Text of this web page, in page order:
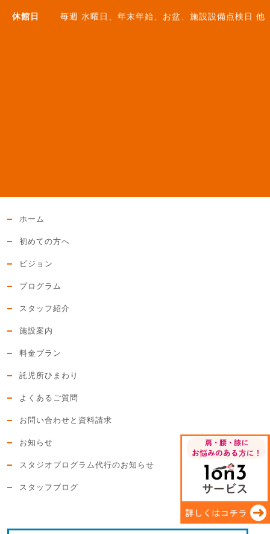
休館日 毎週 水曜日、年末年始、お盆、施設設備点検日 他
ホーム
初めての方へ
ビジョン
プログラム
スタッフ紹介
施設案内
料金プラン
託児所ひまわり
よくあるご質問
お問い合わせと資料請求
お知らせ
スタジオプログラム代行のお知らせ
スタッフブログ